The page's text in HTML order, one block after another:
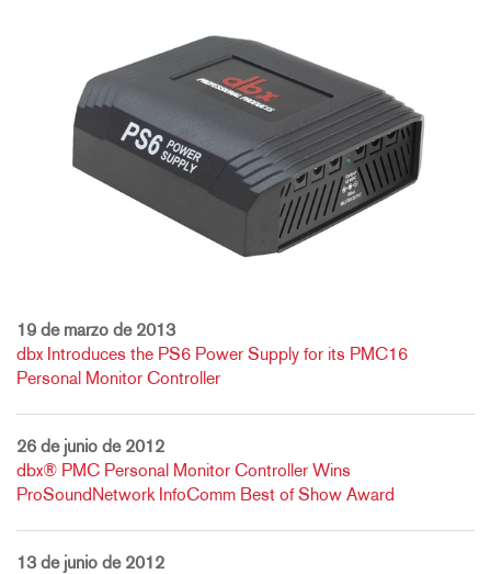
19 de marzo de 2013
dbx Introduces the PS6 Power Supply for its PMC16
Personal Monitor Controller
26 de junio de 2012
dbx® PMC Personal Monitor Controller Wins
ProSoundNetwork InfoComm Best of Show Award
13 de junio de 2012